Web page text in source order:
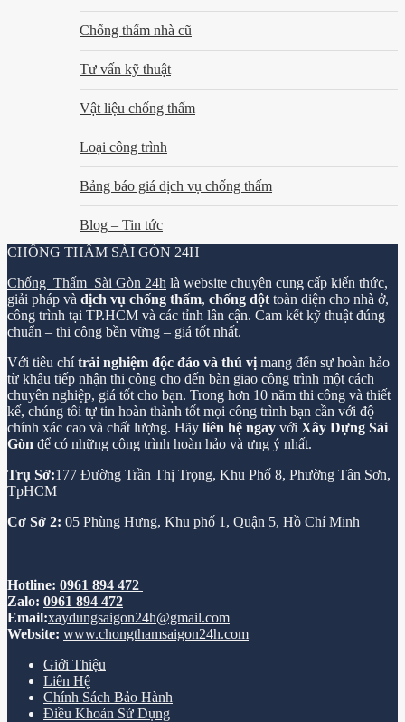
Chống thấm nhà cũ
Tư vấn kỹ thuật
Vật liệu chống thấm
Loại công trình
Bảng báo giá dịch vụ chống thấm
Blog – Tin tức
CHỐNG THẤM SÀI GÒN 24H
Chống Thấm Sài Gòn 24h là website chuyên cung cấp kiến thức,
giải pháp và dịch vụ chống thấm, chống dột toàn diện cho nhà ở,
công trình tại TP.HCM và các tỉnh lân cận. Cam kết kỹ thuật đúng
chuẩn – thi công bền vững – giá tốt nhất.
Với tiêu chítrải nghiệm độc đáo và thú vị mang đến sự hoàn hảo
từ khâu tiếp nhận thi công cho đến bàn giao công trình một cách
chuyên nghiệp, giá tốt cho bạn. Trong hơn 10 năm thi công và thiết
kế, chúng tôi tự tin hoàn thành tốt mọi công trình bạn cần với độ
chính xác cao và chất lượng. Hãy liên hệ ngay với Xây Dựng Sài
Gòn để có những công trình hoàn hảo và ưng ý nhất.
Trụ Sở:177 Đường Trần Thị Trọng, Khu Phố 8, Phường Tân Sơn,
TpHCM
Cơ Sở 2: 05 Phùng Hưng, Khu phố 1, Quận 5, Hồ Chí Minh
Hotline: 0961 894 472
Zalo: 0961 894 472
Email:xaydungsaigon24h@gmail.com
Website: www.chongthamsaigon24h.com
Giới Thiệu
Liên Hệ
Chính Sách Bảo Hành
Điều Khoản Sử Dụng